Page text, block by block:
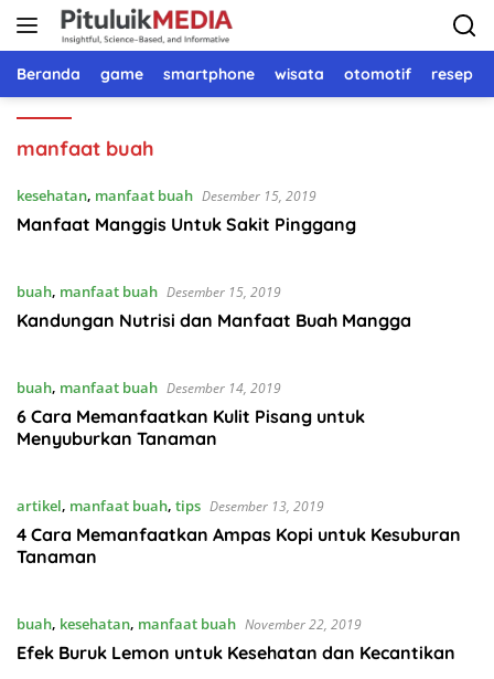
Langsung
Beranda game smartphone wisata otomotif resep
manfaat buah
kesehatan, manfaat buah Desember 15, 2019
Manfaat Manggis Untuk Sakit Pinggang
buah, manfaat buah Desember 15, 2019
Kandungan Nutrisi dan Manfaat Buah Mangga
buah, manfaat buah Desember 14, 2019
6 Cara Memanfaatkan Kulit Pisang untuk
Menyuburkan Tanaman
artikel, manfaat buah, tips Desember 13, 2019
4 Cara Memanfaatkan Ampas Kopi untuk Kesuburan
Tanaman
buah, kesehatan, manfaat buah November 22, 2019
Efek Buruk Lemon untuk Kesehatan dan Kecantikan